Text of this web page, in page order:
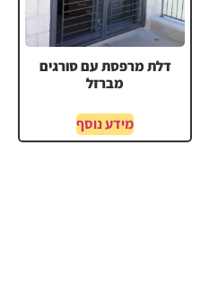
דלת מרפסת עם סורגים
מברזל
מידע נוסף